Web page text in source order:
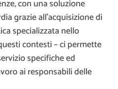
con una soluzione
grazie all’acquisizione di
specializzata nello
contesti – ci permette
specifiche ed
ai responsabili delle